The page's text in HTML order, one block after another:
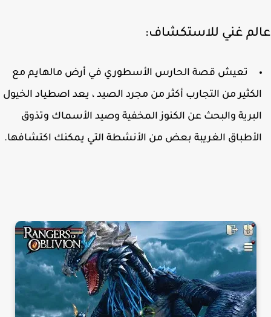
غني للاستكشاف:
تعيش قصة الحارس الأسطوري في أرض مالهايم مع
من التجارب أكثر من مجرد الصيد ، يعد اصطياد الخيول
والبحث عن الكنوز المخفية وصيد الأسماك وتذوق
الغريبة بعض من الأنشطة التي يمكنك اكتشافها.